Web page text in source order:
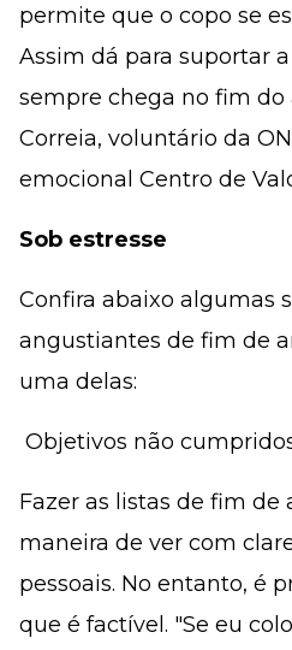
permite que o copo se
Assim dá para suportar
sempre chega no fim do
Correia, voluntário da
emocional Centro de
Sob estresse
Confira abaixo algumas
angustiantes de fim de
uma delas:
 Objetivos não
Fazer as listas de fim de
maneira de ver com
pessoais. No entanto, é
que é factível. "Se eu